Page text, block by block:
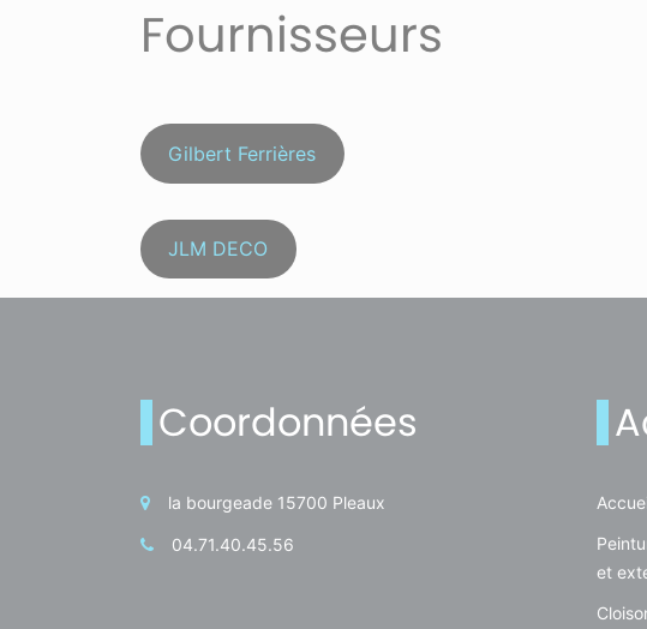
Fournisseurs
Gilbert Ferrières
JLM DECO
Coordonnées
la bourgeade 15700 Pleaux
04.71.40.45.56
et